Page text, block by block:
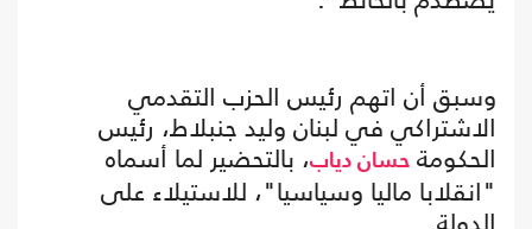
وسبق أن اتهم رئيس الحزب التقدمي
الاشتراكي في لبنان وليد جنبلاط، رئيس
الحكومة حسان دياب، بالتحضير لما أسماه
"انقلابا ماليا وسياسيا"، للاستيلاء على